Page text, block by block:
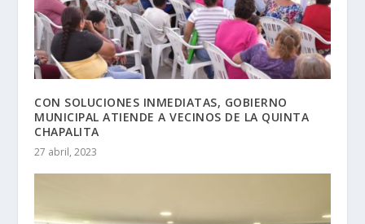
CON SOLUCIONES INMEDIATAS, GOBIERNO
MUNICIPAL ATIENDE A VECINOS DE LA QUINTA
CHAPALITA
27 abril, 2023